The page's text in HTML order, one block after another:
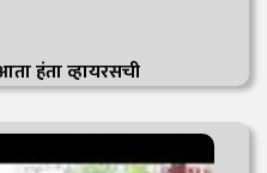
हंता व्हायरसची